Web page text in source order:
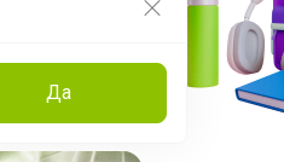
Да
Эксперты